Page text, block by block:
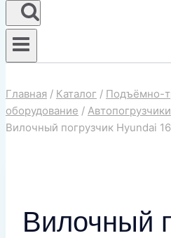
Главная / Каталог / Подъёмно-
оборудование / Автопогрузчики
Вилочный погрузчик Hyundai
Вилочный